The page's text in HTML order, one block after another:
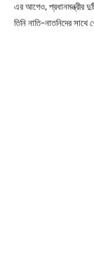
এর আগেও, প্রধানমন্ত্রীর
তিনি নাতি-নাতনিদের সাথে